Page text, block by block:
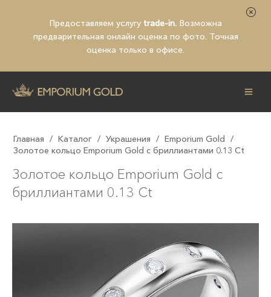
Предоставляем услугу trade-in. Возможна
предварительная онлайн оценка по фото. Точная
оценка только в офисе.
Главная / Каталог / Украшения / Emporium Gold /
Золотое кольцо Emporium Gold с бриллиантами 0.13 Ct
Золотое кольцо Emporium Gold с
бриллиантами 0.13 Ct